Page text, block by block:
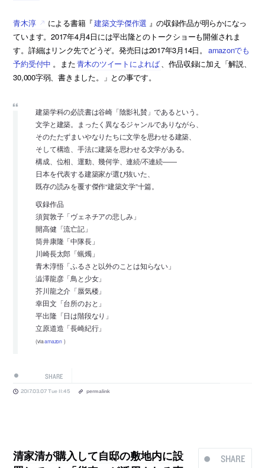
青木淳 による書籍『建築文学傑作選 』の収録作品が明らかになっ
ています。2017年4月4日には平出隆とのトークショーも開催されま
す。詳細はリンク先でどうぞ。発売日は2017年3月14日。 amazonでも
予約受付中 。また青木のツイートによれば
、作品収録に加え「解説、
30,000字弱、書きました。」との事です。
建築学科の必読書は谷崎「陰影礼賛」であるという。
文学と建築。まったく異なるジャンルでありながら、
そのたたずまいやなりたちに文学を思わせる建築、
そして構造、手法に建築を思わせる文学がある。
構成、位相、運動、幾何学、連続/不連続――
日本を代表する建築家が選び抜いた、
既存の読みを覆す傑作“建築文学”十篇。
収録作品
須賀敦子「ヴェネチアの悲しみ」
開高健「流亡記」
筒井康隆「中隊長」
川崎長太郎「蝋燭」
青木淳悟「ふるさと以外のことは知らない」
澁澤龍彦「鳥と少女」
芥川龍之介「蜃気楼」
幸田文「台所のおと」
平出隆「日は階段なり」
立原道造「長崎紀行」
(viaamazon )
SHARE
2017.03.07 Tue 11:45 permalink
SHARE
清家清が購入して自邸の敷地内に設